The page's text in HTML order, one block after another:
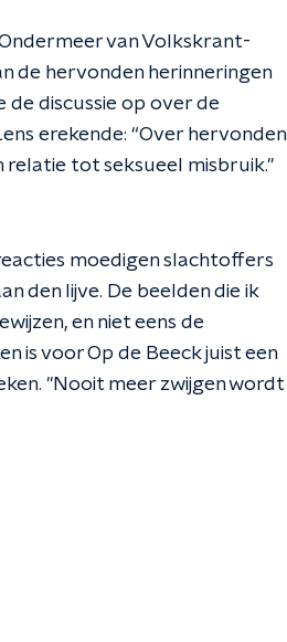
van Volkskrant-
de hervonden herinneringen
de discussie op over de
erekende: “Over hervonden
relatie tot seksueel misbruik."
moedigen slachtoffers
den lijve. De beelden die ik
en niet eens de
is voor Op de Beeck juist een
"Nooit meer zwijgen wordt